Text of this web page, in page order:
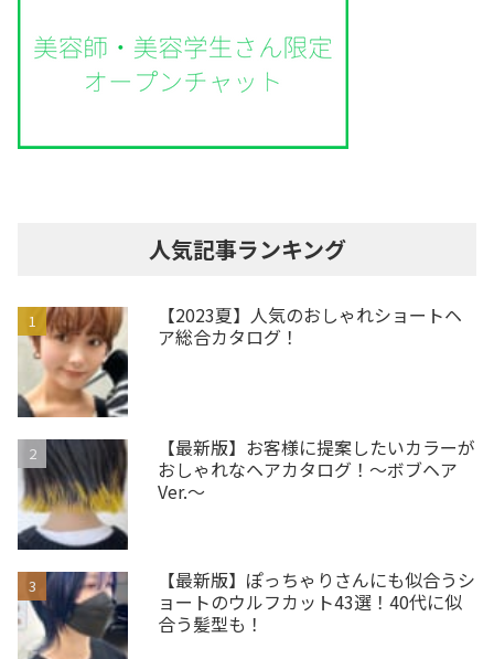
人気記事ランキング
【2023夏】人気のおしゃれショートヘ
ア総合カタログ！
【最新版】お客様に提案したいカラーが
おしゃれなヘアカタログ！～ボブヘア
Ver.～
【最新版】ぽっちゃりさんにも似合うシ
ョートのウルフカット43選！40代に似
合う髪型も！